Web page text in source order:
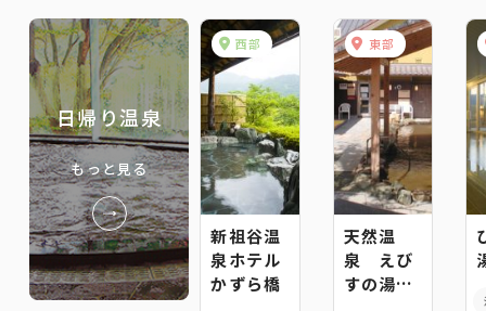
日帰り温泉
もっと見る
西部
新祖谷温
泉ホテル
かずら橋
東部
天然温
泉 えび
すの湯